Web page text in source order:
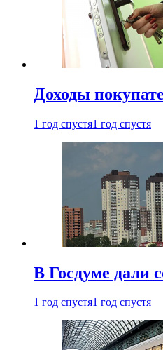
Доходы
1 год спустя1 год спустя
В Госдуме дали
1 год спустя1 год спустя